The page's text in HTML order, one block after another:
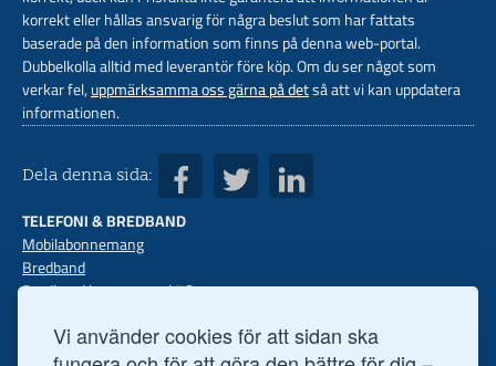
Vi använder cookies för att sidan ska
korrekt eller hållas ansvarig för några beslut som har fattats
baserade på den information som finns på denna web-portal.
Dubbelkolla alltid med leverantör före köp. Om du ser något som
verkar fel,uppmärksamma oss gärna på detså att vi kan uppdatera
informationen.
Dela denna sida:
TELEFONI & BREDBAND
Mobilabonnemang
Bredband
Bredband hemma med 5G
Mobiler med abon